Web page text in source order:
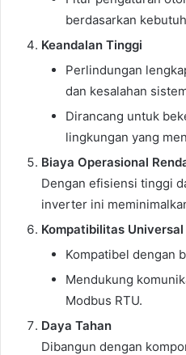
berdasarkan
Keandalan Tinggi
Perlindungan
dan kesalahan
Dirancang untuk
lingkungan yang
Biaya Operasional
Dengan efisiensi tinggi
inverter ini
Kompatibilitas Universal
Kompatibel dengan
Mendukung
Modbus RTU.
Daya Tahan
Dibangun dengan